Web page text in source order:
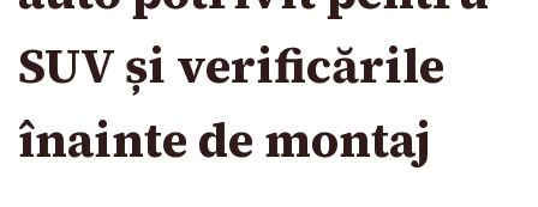
SUV și verificările
înainte de montaj